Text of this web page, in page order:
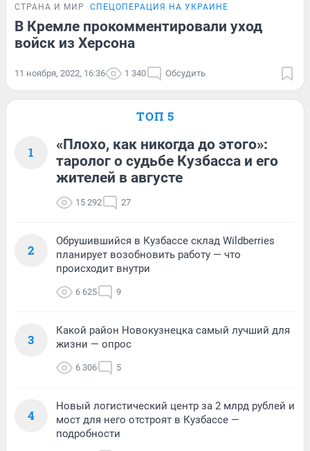
СТРАНА И МИР СПЕЦОПЕРАЦИЯ НА УКРАИНЕ
В Кремле прокомментировали уход
войск из Херсона
11 ноября, 2022, 16:36 1 340 Обсудить
ТОП 5
1
«Плохо, как никогда до этого»:
таролог о судьбе Кузбасса и его
жителей в августе
15 292 27
2
Обрушившийся в Кузбассе склад Wildberries
планирует возобновить работу — что
происходит внутри
6 625 9
3
Какой район Новокузнецка самый лучший для
жизни — опрос
6 306 5
4
Новый логистический центр за 2 млрд рублей и
мост для него отстроят в Кузбассе —
подробности